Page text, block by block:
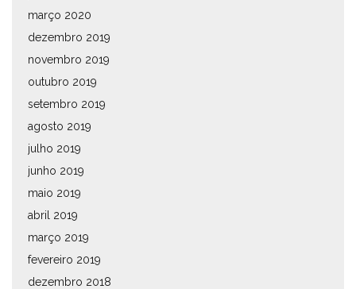
março 2020
dezembro 2019
novembro 2019
outubro 2019
setembro 2019
agosto 2019
julho 2019
junho 2019
maio 2019
abril 2019
março 2019
fevereiro 2019
dezembro 2018